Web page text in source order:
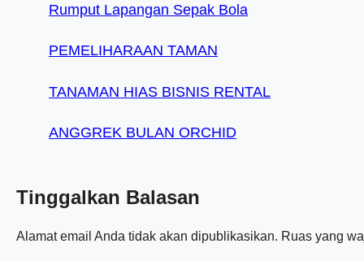
Rumput Lapangan Sepak Bola
PEMELIHARAAN TAMAN
TANAMAN HIAS BISNIS RENTAL
ANGGREK BULAN ORCHID
Tinggalkan Balasan
Alamat email Anda tidak akan dipublikasikan. Ruas yang